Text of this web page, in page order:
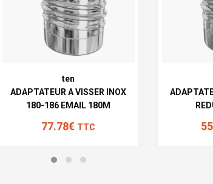
ten
ADAPTATEUR A VISSER INOX
180-186 EMAIL 180M
77.78€ TTC